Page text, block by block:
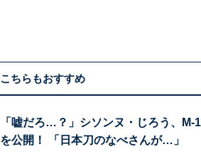
こちらもおすすめ
「嘘だろ…？」シソンヌ・じろう、M-
を公開！ 「日本刀のなべさんが…」